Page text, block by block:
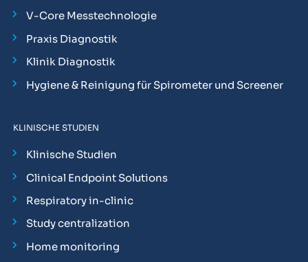
V-Core Messtechnologie
Praxis Diagnostik
Klinik Diagnostik
Hygiene & Reinigung für Spirometer und Screener
KLINISCHE STUDIEN
Klinische Studien
Clinical Endpoint Solutions
Respiratory in-clinic
Study centralization
Home monitoring